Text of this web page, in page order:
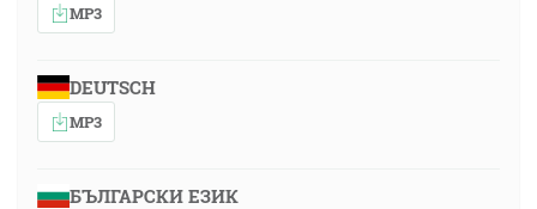
MP3
DEUTSCH
MP3
БЪЛГАРСКИ ЕЗИК